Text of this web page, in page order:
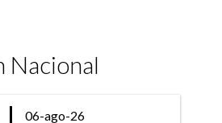
Nacional
06-ago-26